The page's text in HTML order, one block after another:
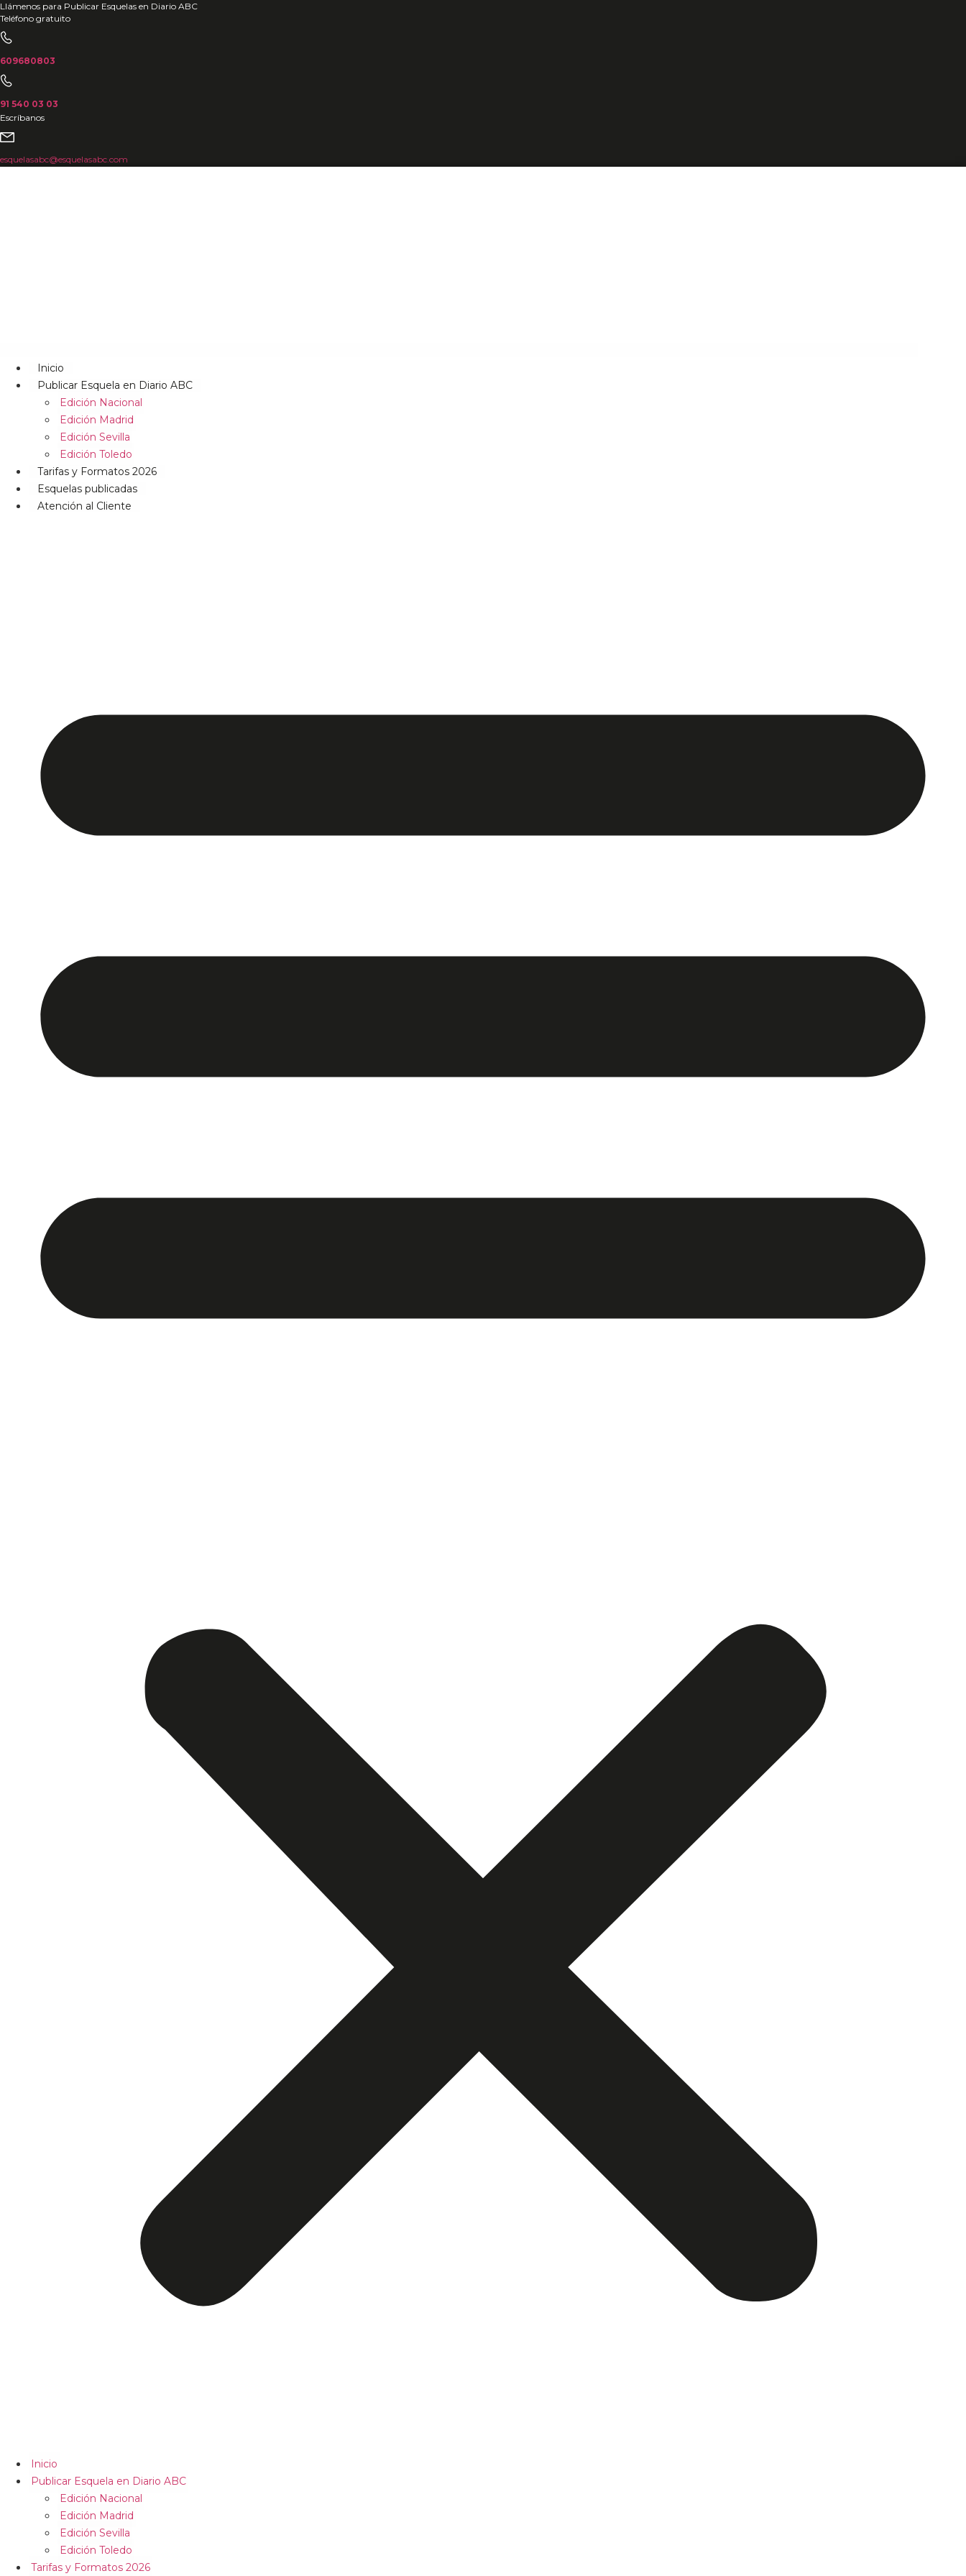
Ir
al
contenido
Llámenos para Publicar Esquelas en Diario ABC
Teléfono gratuito
609680803
91 540 03 03
Escríbanos
esquelasabc@esquelasabc.com
Inicio
Publicar Esquela en Diario ABC
Edición Nacional
Edición Madrid
Edición Sevilla
Edición Toledo
Tarifas y Formatos 2026
Esquelas publicadas
Atención al Cliente
Inicio
Publicar Esquela en Diario ABC
Edición Nacional
Edición Madrid
Edición Sevilla
Edición Toledo
Tarifas y Formatos 2026